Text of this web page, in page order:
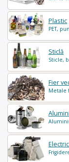
Plastic
PET,
Sticlă
Sticle,
Fier
Metale